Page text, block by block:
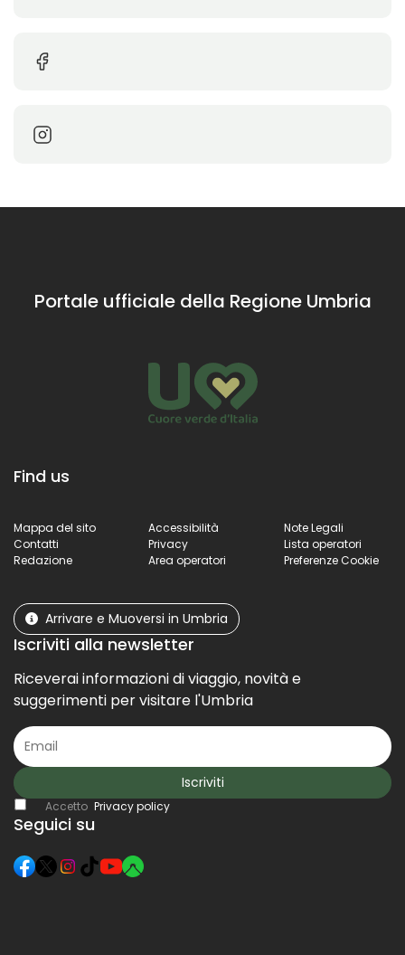
Portale ufficiale della Regione Umbria
Find us
Mappa del sito Accessibilità
Note Legali
Contatti
Privacy
Lista operatori
Redazione
Area operatori Preferenze Cookie
Arrivare e Muoversi in Umbria
Iscriviti alla newsletter
Riceverai informazioni di viaggio, novità e
suggerimenti per visitare l'Umbria
Iscriviti
Accetto Privacy policy
Seguici su